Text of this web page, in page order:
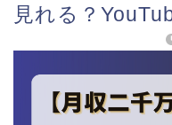
見れる？